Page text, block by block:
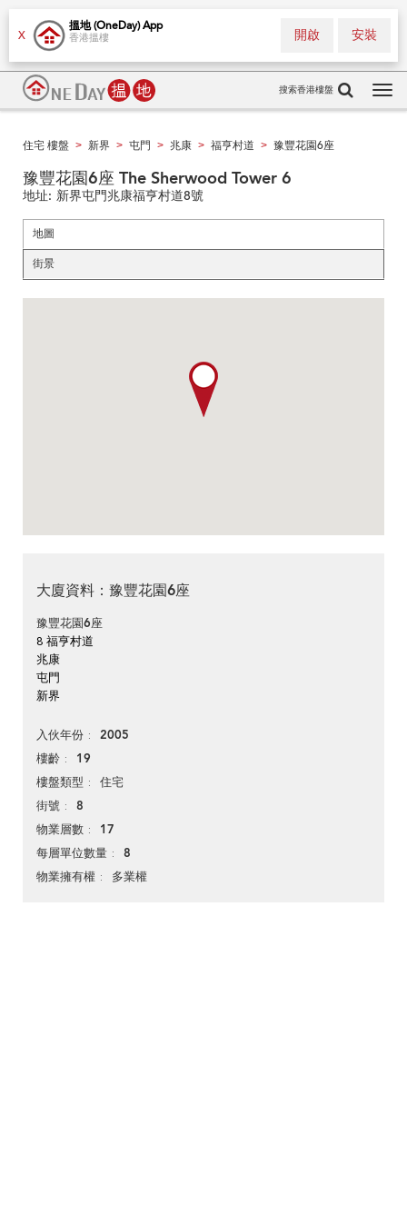
X
搵地 (OneDay) App
香港搵樓 安裝
開啟
搜索香港樓盤
住宅 樓盤 > 新界 > 屯門 > 兆康 > 福亨村道 > 豫豐花園6座
豫豐花園6座 The Sherwood Tower 6
地址: 新界屯門兆康福亨村道8號
地圖
街景
大廈資料：豫豐花園6座
豫豐花園6座
8 福亨村道
兆康
屯門
新界
入伙年份 2005
樓齡 19
樓盤類型 住宅
街號 8
物業層數 17
每層單位數量 8
物業擁有權 多業權